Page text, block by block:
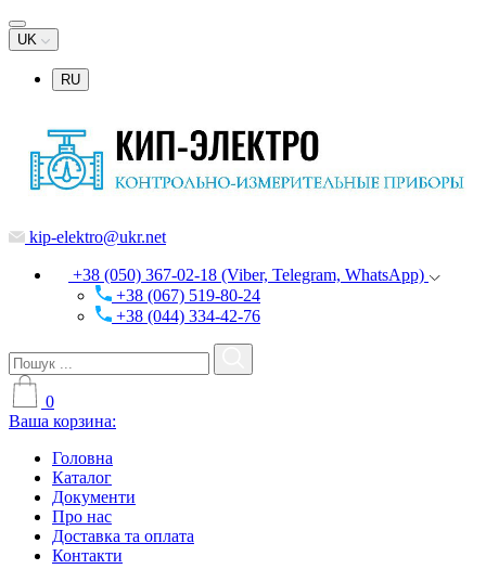
UK
RU
kip-elektro@ukr.net
+38 (050) 367-02-18 (Viber, Telegram, WhatsApp)
+38 (067) 519-80-24
+38 (044) 334-42-76
0
Ваша корзина:
Головна
Каталог
Документи
Про нас
Доставка та оплата
Контакти